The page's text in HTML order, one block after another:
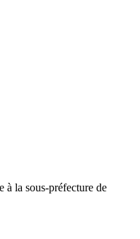
à la sous-préfecture de